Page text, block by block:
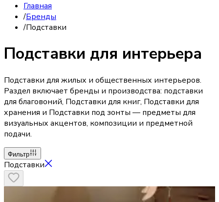
Главная
/Бренды
/Подставки
Подставки для интерьера
Подставки для жилых и общественных интерьеров.
Раздел включает бренды и производства: подставки
для благовоний, Подставки для книг, Подставки для
хранения и Подставки под зонты — предметы для
визуальных акцентов, композиции и предметной
подачи.
Фильтр
Подставки